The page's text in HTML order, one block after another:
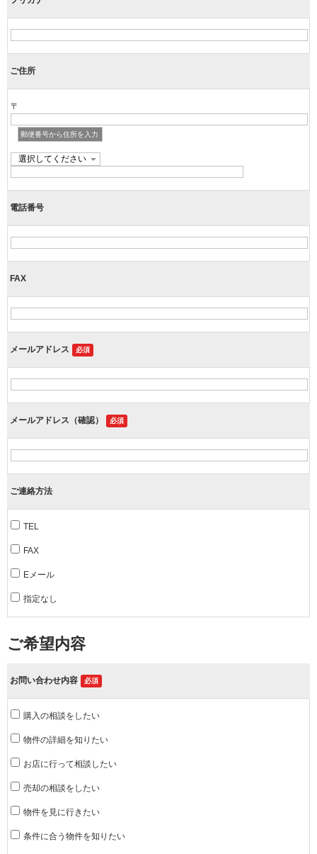
ご住所
〒
郵便番号から住所を入力
電話番号
FAX
メールアドレス 必須
メールアドレス（確認） 必須
ご連絡方法
TEL
FAX
Eメール
指定なし
ご希望内容
お問い合わせ内容 必須
購入の相談をしたい
物件の詳細を知りたい
お店に行って相談したい
売却の相談をしたい
物件を見に行きたい
条件に合う物件を知りたい